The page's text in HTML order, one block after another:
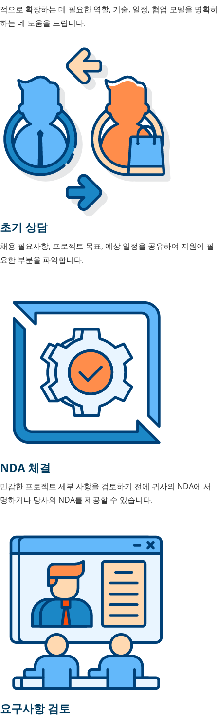
적으로 확장하는 데 필요한 역할, 기술, 일정, 협업 모델을 명확히
하는 데 도움을 드립니다.
초기 상담
채용 필요사항, 프로젝트 목표, 예상 일정을 공유하여 지원이 필
요한 부분을 파악합니다.
NDA 체결
민감한 프로젝트 세부 사항을 검토하기 전에 귀사의 NDA에 서
명하거나 당사의 NDA를 제공할 수 있습니다.
요구사항 검토